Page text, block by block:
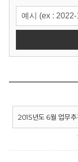
2015년도 6월 업무